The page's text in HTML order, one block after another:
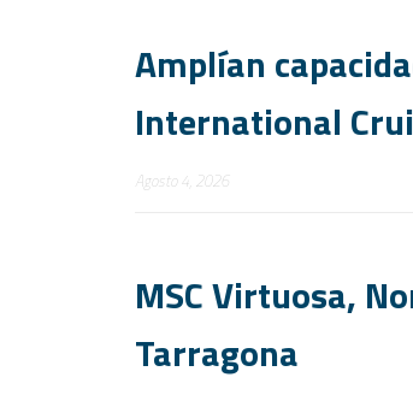
Amplían
International
Agosto 4, 2026
MSC Virtuosa,
Tarragona